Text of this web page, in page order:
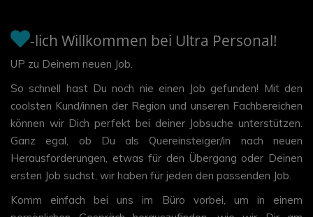
-lich Willkommen bei Ultra Personal!
UP zu Deinem neuen Job.
So schnell hast Du noch nie einen Job gefunden! Mit den
coolsten Kund/innen der Region und unseren Fachbereichen
können wir Dich perfekt bei deiner Jobsuche unterstützen.
Ganz egal, ob Du als Quereinsteiger/in nach neuen
Herausforderungen, etwas für den Übergang oder Deinen
ersten Job suchst, wir haben für jeden den passenden Job.
Komm einfach bei uns im Büro vorbei, um in einem